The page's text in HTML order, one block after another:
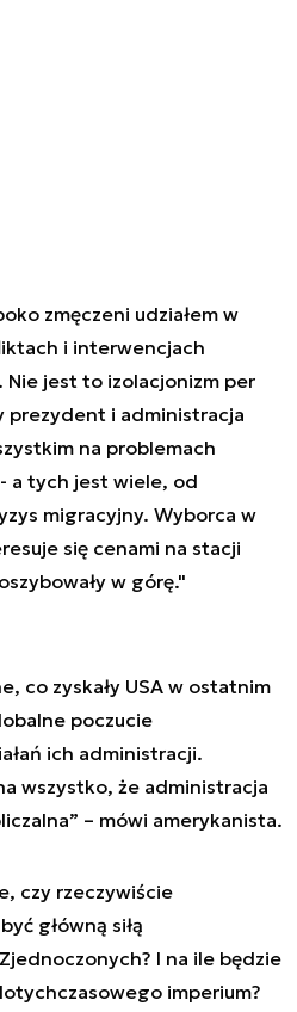
zmęczeni udziałem w
i interwencjach
jest to izolacjonizm per
prezydent i administracja
na problemach
a tych jest wiele, od
migracyjny. Wyborca w
się cenami na stacji
w górę."
co zyskały USA w ostatnim
poczucie
ich administracji.
wszystko, że administracja
” – mówi amerykanista.
czy rzeczywiście
główną siłą
I na ile będzie
imperium?